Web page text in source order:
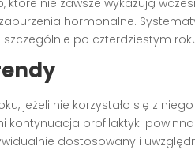
hormonalne.
po czterdziestym
jeżeli nie korzystało się z
kontynuacja profilaktyki
dostosowany i